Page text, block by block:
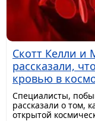
Скотт Келли и
рассказали,
кровью в
Специалисты,
рассказали о том,
открытой